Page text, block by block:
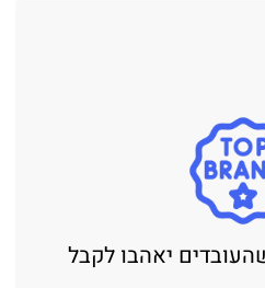
יאהבו לקבל